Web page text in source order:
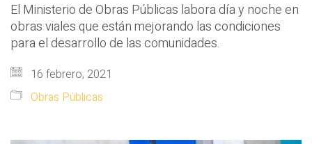
El Ministerio de Obras Públicas labora día y noche en
obras viales que están mejorando las condiciones
para el desarrollo de las comunidades.
16 febrero, 2021
Obras Públicas